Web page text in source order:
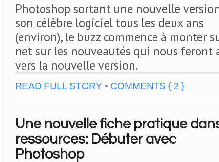
Photoshop sortant une nouvelle
son célèbre logiciel tous les deux ans
(environ), le buzz commence à monter
net sur les nouveautés qui nous feront
vers la nouvelle version.
READ FULL STORY • COMMENTS { 2 }
Une nouvelle fiche pratique
ressources: Débuter avec
Photoshop